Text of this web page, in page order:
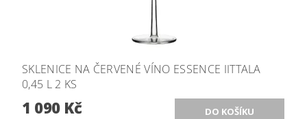
SKLENICE NA ČERVENÉ VÍNO ESSENCE IITTALA
0,45 L 2 KS
1 090 Kč